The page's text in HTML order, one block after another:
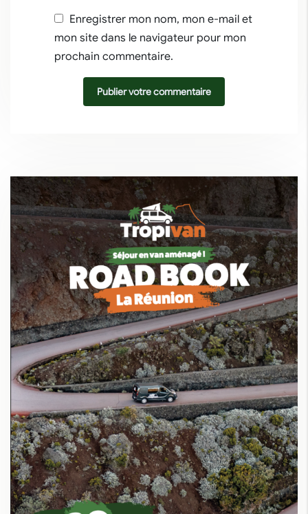
Enregistrer mon nom, mon e-mail et
mon site dans le navigateur pour mon
prochain commentaire.